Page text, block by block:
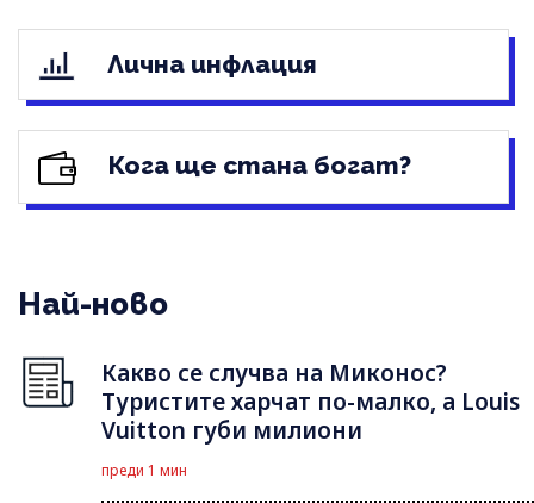
Лична инфлация
Кога ще стана богат?
Най-ново
Какво се случва на Миконос?
Туристите харчат по-малко, а Louis
Vuitton губи милиони
преди 1 мин